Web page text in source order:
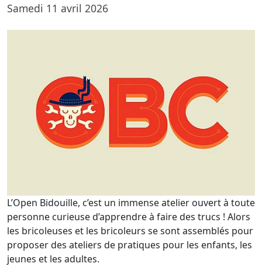
Samedi 11 avril 2026
L’Open Bidouille, c’est un immense atelier ouvert à toute
personne curieuse d’apprendre à faire des trucs ! Alors
les bricoleuses et les bricoleurs se sont assemblés pour
proposer des ateliers de pratiques pour les enfants, les
jeunes et les adultes.